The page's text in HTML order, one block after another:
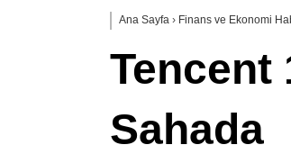
Ana Sayfa › Finans ve Ekonomi
Tencent
Sahada